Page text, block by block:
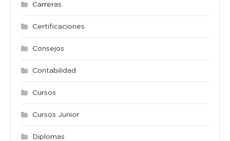
Carreras
Certificaciones
Consejos
Contabilidad
Cursos
Cursos Junior
Diplomas